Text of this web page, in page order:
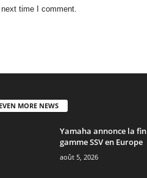
time I comment.
EVEN MORE NEWS
Yamaha annonce la fin
gamme SSV en Europe
août 5, 2026